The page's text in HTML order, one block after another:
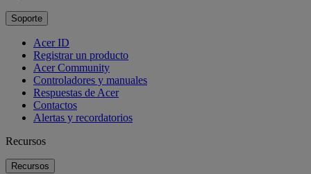
Soporte
Acer ID
Registrar un producto
Acer Community
Controladores y manuales
Respuestas de Acer
Contactos
Alertas y recordatorios
Recursos
Recursos